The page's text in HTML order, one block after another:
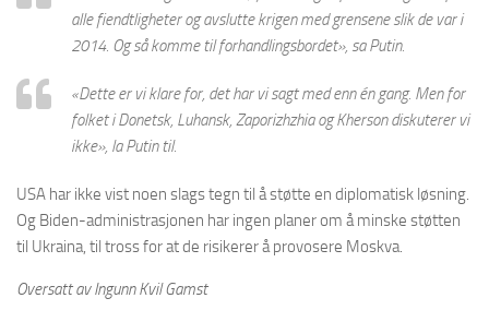
alle fiendtligheter og avslutte krigen med grensene slik de var i
2014. Og så komme til forhandlingsbordet», sa Putin.
«Dette er vi klare for, det har vi sagt med enn én gang. Men for
folket i Donetsk, Luhansk, Zaporizhzhia og Kherson diskuterer vi
ikke», la Putin til.
USA har ikke vist noen slags tegn til å støtte en diplomatisk løsning.
Og Biden-administrasjonen har ingen planer om å minske støtten
til Ukraina, til tross for at de risikerer å provosere Moskva.
Oversatt av Ingunn Kvil Gamst